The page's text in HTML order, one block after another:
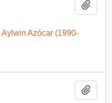
Azócar (1990-